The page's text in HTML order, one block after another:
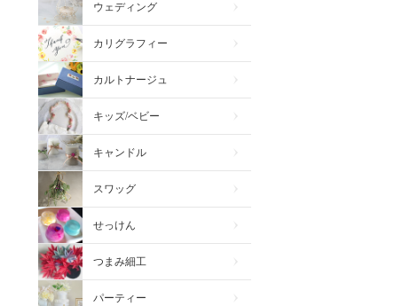
ウェディング
カリグラフィー
カルトナージュ
キッズ/ベビー
キャンドル
スワッグ
せっけん
つまみ細工
パーティー